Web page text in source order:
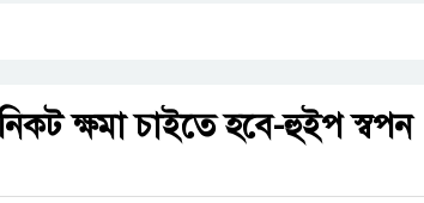
ক্ষমা চাইতে হবে-হুইপ স্বপন